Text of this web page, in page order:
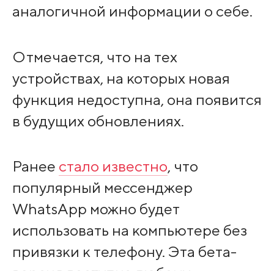
аналогичной информации о себе.
Отмечается, что на тех
устройствах, на которых новая
функция недоступна, она появится
в будущих обновлениях.
Ранее стало известно, что
популярный мессенджер
WhatsApp можно будет
использовать на компьютере без
привязки к телефону. Эта бета-